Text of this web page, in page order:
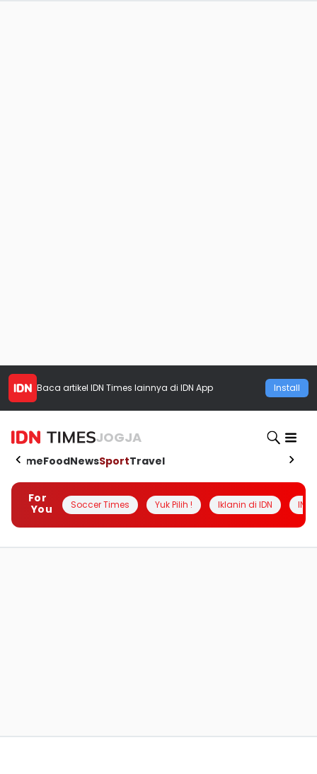
Baca artikel IDN Times lainnya di IDN App Install
JOGJA
HomeFoodNewsSportTravel
For
You
Soccer Times Yuk Pilih ! Iklanin di IDN